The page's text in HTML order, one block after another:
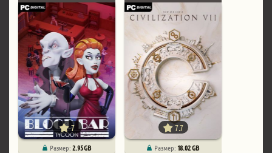
7
Размер:2.95 GB
7.7
Размер: 18.02 GB